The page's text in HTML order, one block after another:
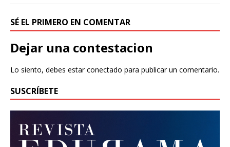
SÉ EL PRIMERO EN COMENTAR
Dejar una contestacion
Lo siento, debes estarconectado para publicar un comentario.
SUSCRÍBETE